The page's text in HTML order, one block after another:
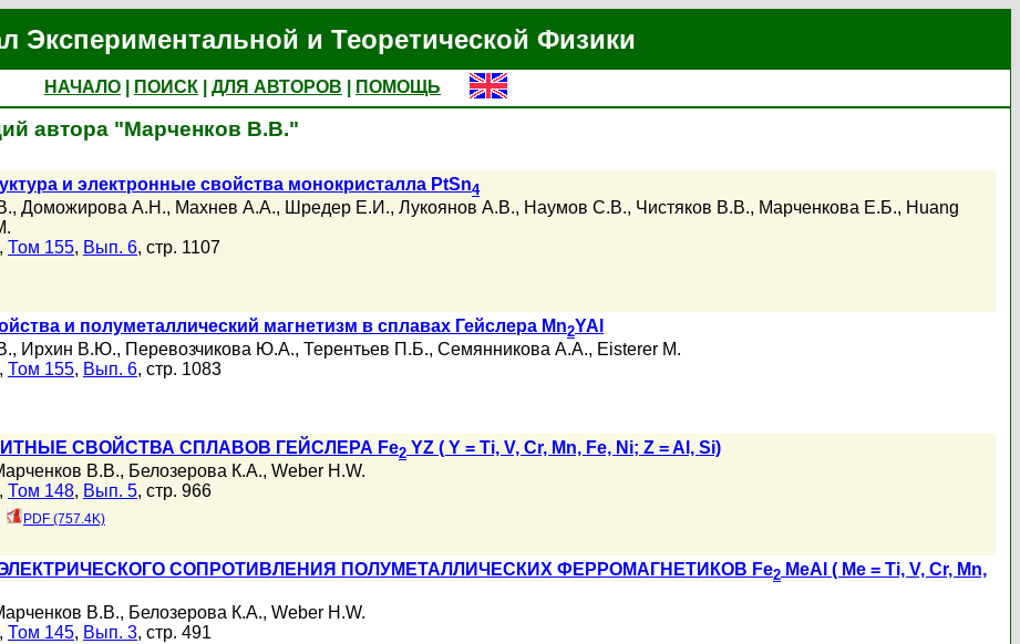
Экспериментальной и Теоретической Физики
НАЧАЛО ПОИСК ДЛЯ АВТОРОВ
ПОМОЩЬ
автора "Марченков В.В."
и электронные свойства монокристалла PtSn4
, Доможирова А.Н., Махнев А.А., Шредер Е.И., Лукоянов А.В., Наумов С.В., Чистяков В.В., Марченкова Е.Б., Huang
Том 155, Вып. 6, стр. 1107
и полуметаллический магнетизм в сплавах Гейслера Mn2YAl
, Ирхин В.Ю., Перевозчикова Ю.А., Терентьев П.Б., Семянникова А.А., Eisterer M.
Том 155, Вып. 6, стр. 1083
СВОЙСТВА СПЛАВОВ ГЕЙСЛЕРА Fe2 YZ ( Y = Ti, V, Cr, Mn, Fe, Ni; Z = Al, Si)
В.В., Белозерова К.А., Weber H.W.
Том 148, Вып. 5, стр. 966
PDF (757.4K)
СОПРОТИВЛЕНИЯ ПОЛУМЕТАЛЛИЧЕСКИХ ФЕРРОМАГНЕТИКОВ Fe2 MeAl ( Me = Ti, V, Cr, Mn,
В.В., Белозерова К.А., Weber H.W.
Том 145, Вып. 3, стр. 491